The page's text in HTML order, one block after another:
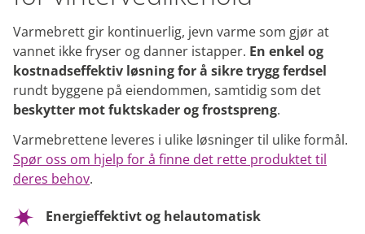
Varmebrett gir kontinuerlig, jevn varme som gjør at
vannet ikke fryser og danner istapper. En enkel og
kostnadseffektiv løsning for å sikre trygg ferdsel
rundt byggene på eiendommen, samtidig som det
beskytter mot fuktskader og frostspreng.
Varmebrettene leveres i ulike løsninger til ulike formål.
Spør oss om hjelp for å finne det rette produktet til
deres behov.
Energieffektivt og helautomatisk